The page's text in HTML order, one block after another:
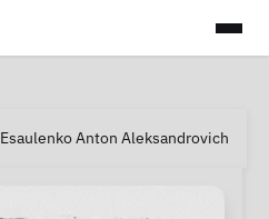
Esaulenko Anton Aleksandrovich